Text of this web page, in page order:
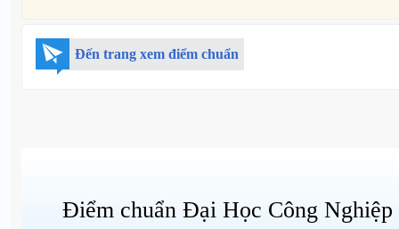
Đến trang xem điểm chuẩn
Điểm chuẩn Đại Học Công Nghiệp